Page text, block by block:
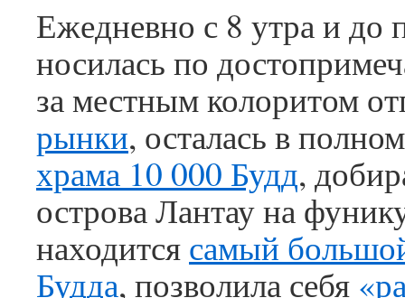
Ежедневно с 8 утра и до
носилась по
за местным колоритом
рынки, осталась в
храма 10 000 Будд,
острова Лантау на
находитсясамый
Будда, позволила себя